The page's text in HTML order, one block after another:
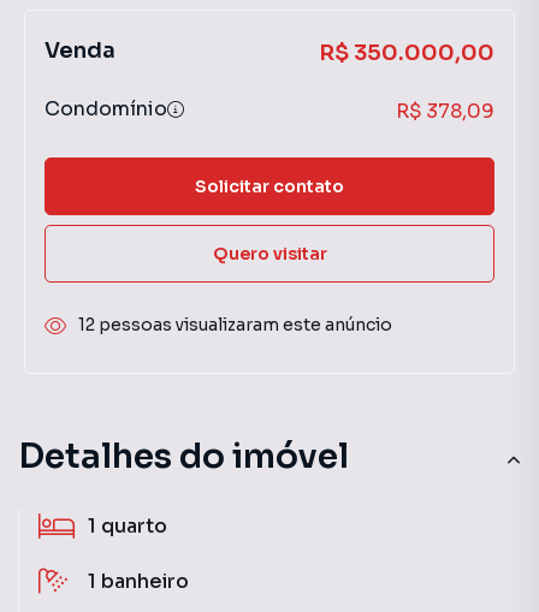
Detalhes do imóvel
1 quarto
1 banheiro
Venda R$ 350.000,00
Condomínio R$ 378,09
Solicitar contato
Quero visitar
12 pessoas visualizaram este anúncio